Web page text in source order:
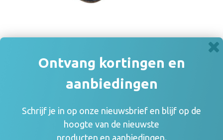
€ 0,17Ontvang kortingen en
aanbiedingen
Schrijf je in op onze nieuwsbrief en blijf op de
hoogte van de nieuwste
producten en aanbiedingen.